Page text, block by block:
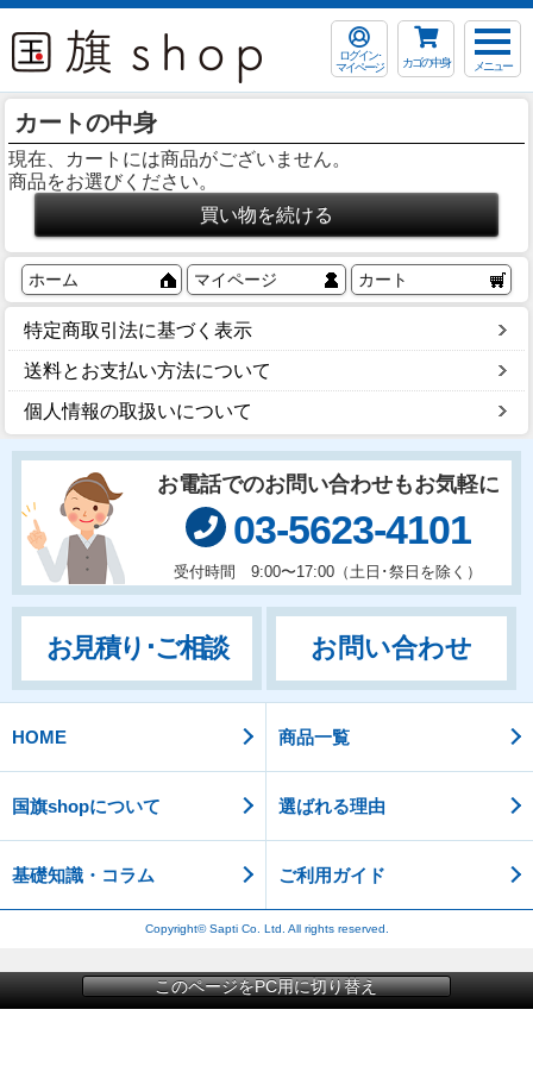
ログイン･
マイページ
カゴの中身 メニュー
カートの中身
現在、カートには商品がございません。
商品をお選びください。
ホーム マイページ カート
特定商取引法に基づく表示
送料とお支払い方法について
個人情報の取扱いについて
お電話でのお問い合わせもお気軽に
03-5623-4101
受付時間 9:00〜17:00（土日･祭日を除く）
お見積り･ご相談 お問い合わせ
HOME 商品一覧
国旗shopについて 選ばれる理由
基礎知識・コラム ご利用ガイド
Copyright© Sapti Co. Ltd. All rights reserved.
このページをPC用に切り替え